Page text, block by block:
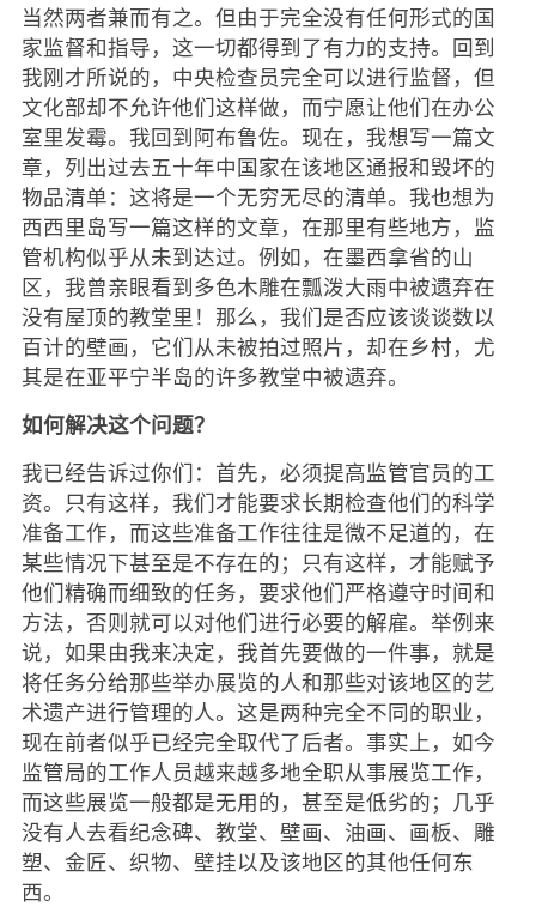
当然两者兼而有之。但由于完全没有任何形式的国
家监督和指导，这一切都得到了有力的支持。回到
我刚才所说的，中央检查员完全可以进行监督，但
文化部却不允许他们这样做，而宁愿让他们在办公
室里发霉。我回到阿布鲁佐。现在，我想写一篇文
章，列出过去五十年中国家在该地区通报和毁坏的
物品清单：这将是一个无穷无尽的清单。我也想为
西西里岛写一篇这样的文章，在那里有些地方，监
管机构似乎从未到达过。例如，在墨西拿省的山
区，我曾亲眼看到多色木雕在瓢泼大雨中被遗弃在
没有屋顶的教堂里！那么，我们是否应该谈谈数以
百计的壁画，它们从未被拍过照片，却在乡村，尤
其是在亚平宁半岛的许多教堂中被遗弃。
如何解决这个问题？
我已经告诉过你们：首先，必须提高监管官员的工
资。只有这样，我们才能要求长期检查他们的科学
准备工作，而这些准备工作往往是微不足道的，在
某些情况下甚至是不存在的；只有这样，才能赋予
他们精确而细致的任务，要求他们严格遵守时间和
方法，否则就可以对他们进行必要的解雇。举例来
说，如果由我来决定，我首先要做的一件事，就是
将任务分给那些举办展览的人和那些对该地区的艺
术遗产进行管理的人。这是两种完全不同的职业，
现在前者似乎已经完全取代了后者。事实上，如今
监管局的工作人员越来越多地全职从事展览工作，
而这些展览一般都是无用的，甚至是低劣的；几乎
没有人去看纪念碑、教堂、壁画、油画、画板、雕
塑、金匠、织物、壁挂以及该地区的其他任何东
西。